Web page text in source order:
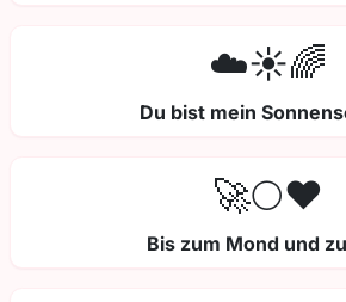
☁️☀️🌈
Du bist mein
🚀🌕❤️
Bis zum Mond und